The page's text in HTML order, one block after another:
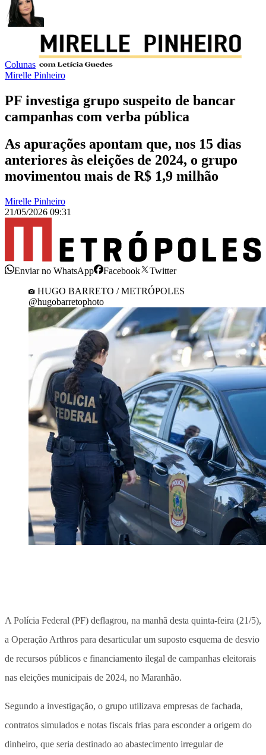
Colunas
Mirelle Pinheiro
PF investiga grupo suspeito de bancar
campanhas com verba pública
As apurações apontam que, nos 15 dias
anteriores às eleições de 2024, o grupo
movimentou mais de R$ 1,9 milhão
Mirelle Pinheiro
21/05/2026 09:31
Enviar no WhatsApp Facebook
Twitter
HUGO BARRETO / METRÓPOLES
@hugobarretophoto
A Polícia Federal (PF) deflagrou, na manhã desta quinta-feira (21/5),
a Operação Arthros para desarticular um suposto esquema de desvio
de recursos públicos e financiamento ilegal de campanhas eleitorais
nas eleições municipais de 2024, no Maranhão.
Segundo a investigação, o grupo utilizava empresas de fachada,
contratos simulados e notas fiscais frias para esconder a origem do
dinheiro, que seria destinado ao abastecimento irregular de